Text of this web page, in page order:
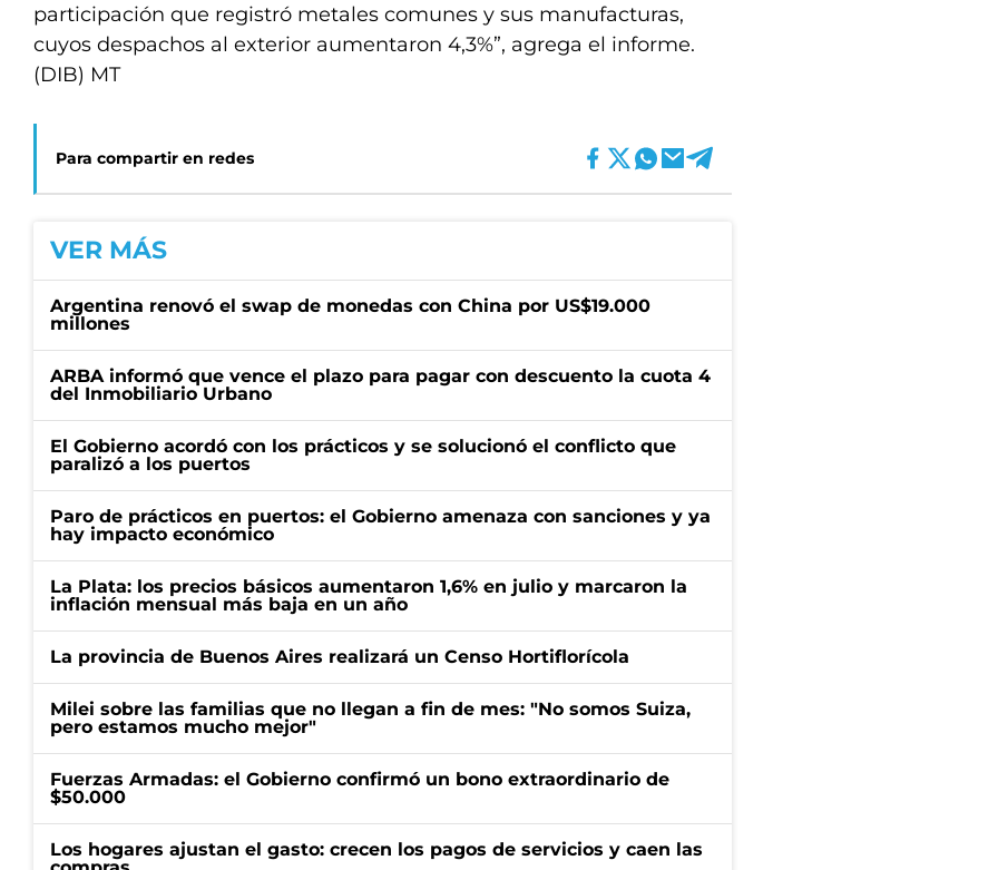
participación que registró metales comunes y sus manufacturas,
cuyos despachos al exterior aumentaron 4,3%”, agrega el informe.
(DIB) MT
Para compartir en redes
VER MÁS
Argentina renovó el swap de monedas con China por US$19.000
millones
ARBA informó que vence el plazo para pagar con descuento la cuota 4
del Inmobiliario Urbano
El Gobierno acordó con los prácticos y se solucionó el conflicto que
paralizó a los puertos
Paro de prácticos en puertos: el Gobierno amenaza con sanciones y ya
hay impacto económico
La Plata: los precios básicos aumentaron 1,6% en julio y marcaron la
inflación mensual más baja en un año
La provincia de Buenos Aires realizará un Censo Hortiflorícola
Milei sobre las familias que no llegan a fin de mes: "No somos Suiza,
pero estamos mucho mejor"
Fuerzas Armadas: el Gobierno confirmó un bono extraordinario de
$50.000
Los hogares ajustan el gasto: crecen los pagos de servicios y caen las